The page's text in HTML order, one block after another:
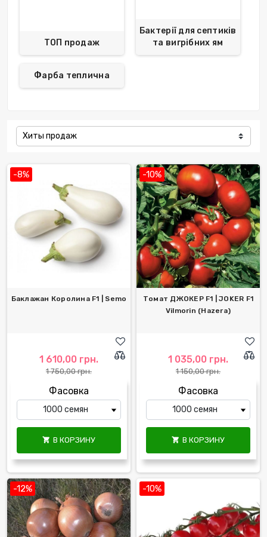
ТОП продаж
Бактерії для септиків
та вигрібних ям
Фарба теплична
Хиты продаж
-8%
Баклажан Королина F1 | Semo
1 610,00 грн.
1 750,00 грн.
Фасовка
 В КОРЗИНУ
-10%
Томат ДЖОКЕР F1 | JOKER F1
Vilmorin (Hazera)
1 035,00 грн.
1 150,00 грн.
Фасовка
 В КОРЗИНУ
-12% -10%